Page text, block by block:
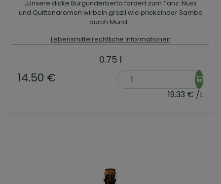
„Unsere dicke Burgunderberta fordert zum Tanz: Nuss
und Quittenaromen wirbeln grazil wie prickelnder Samba
durch Mund...
Lebensmittelrechtliche Informationen
0.75 l
14.50 €
19.33 € /L